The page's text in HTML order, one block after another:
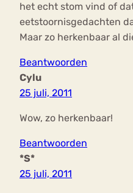
het echt stom vind of
eetstoornisgedachten
Maar zo herkenbaar al
Beantwoorden
Cylu
25 juli, 2011
Wow, zo herkenbaar!
Beantwoorden
*S*
25 juli, 2011